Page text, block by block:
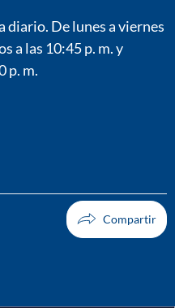
diario. De lunes a viernes
a las 10:45 p. m. y
p. m.